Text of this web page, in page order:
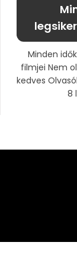
Minden
filmjei Nem
kedves
8